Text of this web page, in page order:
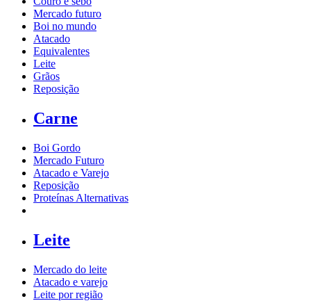
Mercado futuro
Boi no mundo
Atacado
Equivalentes
Leite
Grãos
Reposição
Carne
Boi Gordo
Mercado Futuro
Atacado e Varejo
Reposição
Proteínas Alternativas
Leite
Mercado do leite
Atacado e varejo
Leite por região